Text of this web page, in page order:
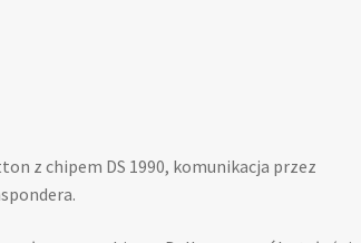
z chipem DS 1990, komunikacja przez